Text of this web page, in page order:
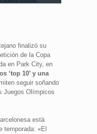
finalizó su
de la Copa
en Park City, en
‘top 10’ y una
seguir soñando
Juegos Olímpicos
está
temporada: «El